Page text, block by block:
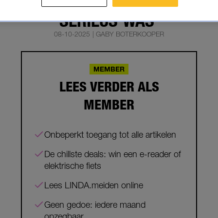
EEN BRIEF OM TE LATEN
SERIEUS WAS'
08-10-2025 | GABY BOTERKOOPER
MEMBER
LEES VERDER ALS
MEMBER
Onbeperkt toegang tot alle artikelen
De chillste deals: win een e-reader of
elektrische fiets
Lees LINDA.meiden online
Geen gedoe: iedere maand